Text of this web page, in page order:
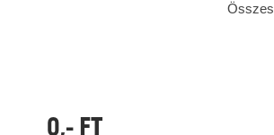
Összes
0,- FT